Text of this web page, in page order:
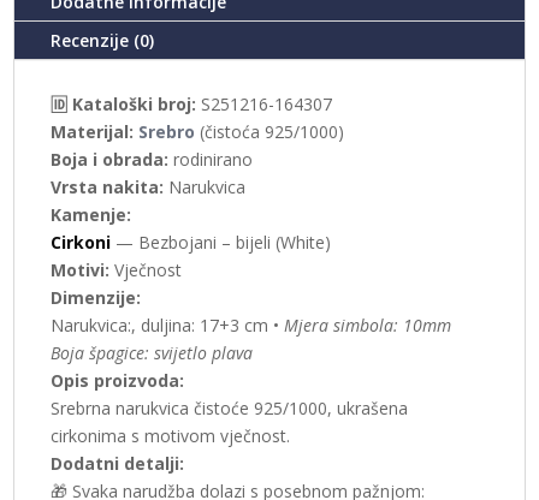
Recenzije (0)
🆔 Kataloški broj: S251216-164307
Materijal: Srebro (čistoća 925/1000)
Boja i obrada: rodinirano
Vrsta nakita: Narukvica
Kamenje:
Cirkoni — Bezbojani – bijeli (White)
Motivi: Vječnost
Dimenzije:
Narukvica:, duljina: 17+3 cm •Mjera simbola: 10mm
Boja špagice: svijetlo plava
Opis proizvoda:
Srebrna narukvica čistoće 925/1000, ukrašena
cirkonima s motivom vječnost.
Dodatni detalji:
🎁 Svaka narudžba dolazi s posebnom pažnjom: